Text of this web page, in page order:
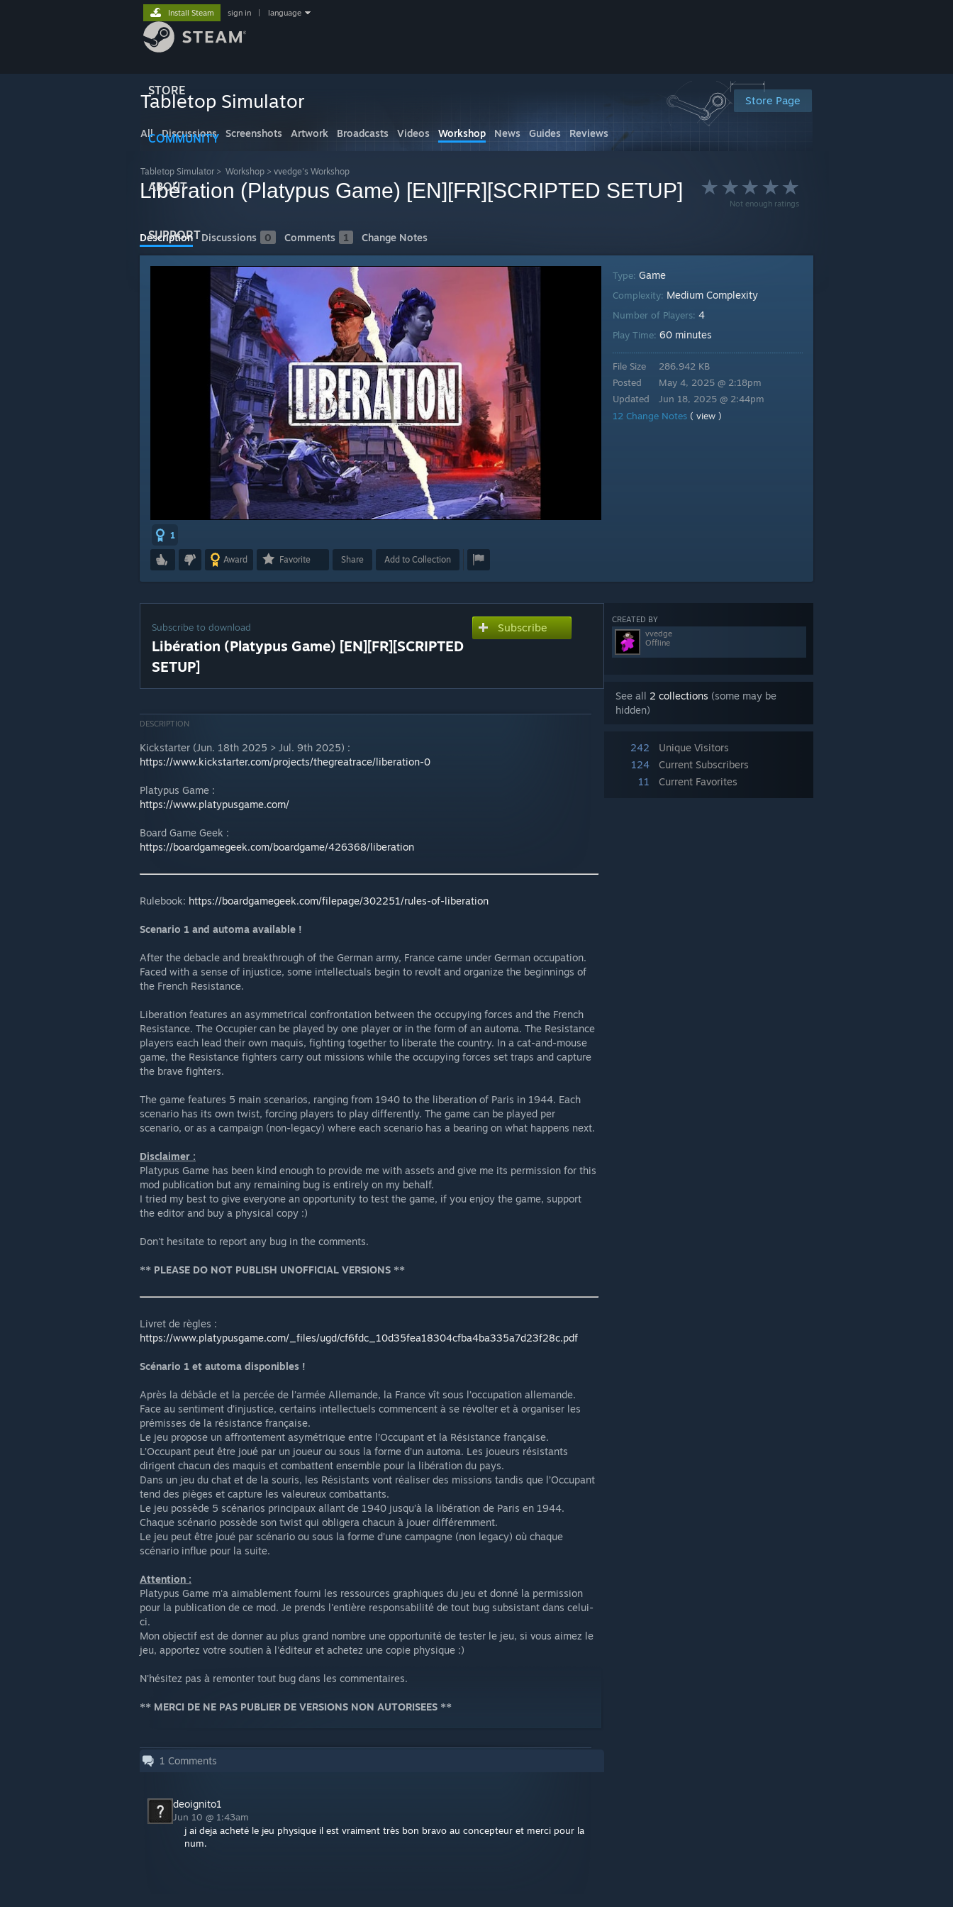
STORE
COMMUNITY
ABOUT
SUPPORT
Install Steam sign in language
Store Page
Tabletop Simulator
All Discussions Screenshots Artwork Broadcasts Videos Workshop News Guides Reviews
Tabletop Simulator > Workshop > vvedge's Workshop
Not enough ratings
Libération (Platypus Game) [EN][FR][SCRIPTED SETUP]
Description Discussions 0 Comments 1 Change Notes
1
Award Favorite Share Add to Collection
Type: Game
Complexity: Medium Complexity
Number of Players: 4
Play Time: 60 minutes
File Size
Posted
Updated
286.942 KB
May 4, 2025 @ 2:18pm
Jun 18, 2025 @ 2:44pm
12 Change Notes ( view )
CREATED BY
vvedge
Offline
See all 2 collections (some may be
hidden)
242
Unique Visitors
124
Current Subscribers
11
Current Favorites
Subscribe to download
Libération (Platypus Game) [EN][FR][SCRIPTED
SETUP]
Subscribe
DESCRIPTION
Kickstarter (Jun. 18th 2025 > Jul. 9th 2025) :
https://www.kickstarter.com/projects/thegreatrace/liberation-0
Platypus Game :
https://www.platypusgame.com/
Board Game Geek :
https://boardgamegeek.com/boardgame/426368/liberation
Rulebook: https://boardgamegeek.com/filepage/302251/rules-of-liberation
Scenario 1 and automa available !
After the debacle and breakthrough of the German army, France came under German occupation.
Faced with a sense of injustice, some intellectuals begin to revolt and organize the beginnings of
the French Resistance.
Liberation features an asymmetrical confrontation between the occupying forces and the French
Resistance. The Occupier can be played by one player or in the form of an automa. The Resistance
players each lead their own maquis, fighting together to liberate the country. In a cat-and-mouse
game, the Resistance fighters carry out missions while the occupying forces set traps and capture
the brave fighters.
The game features 5 main scenarios, ranging from 1940 to the liberation of Paris in 1944. Each
scenario has its own twist, forcing players to play differently. The game can be played per
scenario, or as a campaign (non-legacy) where each scenario has a bearing on what happens next.
Disclaimer :
Platypus Game has been kind enough to provide me with assets and give me its permission for this
mod publication but any remaining bug is entirely on my behalf.
I tried my best to give everyone an opportunity to test the game, if you enjoy the game, support
the editor and buy a physical copy :)
Don't hesitate to report any bug in the comments.
** PLEASE DO NOT PUBLISH UNOFFICIAL VERSIONS **
Livret de règles :
https://www.platypusgame.com/_files/ugd/cf6fdc_10d35fea18304cfba4ba335a7d23f28c.pdf
Scénario 1 et automa disponibles !
Après la débâcle et la percée de l’armée Allemande, la France vît sous l’occupation allemande.
Face au sentiment d’injustice, certains intellectuels commencent à se révolter et à organiser les
prémisses de la résistance française.
Le jeu propose un affrontement asymétrique entre l’Occupant et la Résistance française.
L’Occupant peut être joué par un joueur ou sous la forme d’un automa. Les joueurs résistants
dirigent chacun des maquis et combattent ensemble pour la libération du pays.
Dans un jeu du chat et de la souris, les Résistants vont réaliser des missions tandis que l’Occupant
tend des pièges et capture les valeureux combattants.
Le jeu possède 5 scénarios principaux allant de 1940 jusqu’à la libération de Paris en 1944.
Chaque scénario possède son twist qui obligera chacun à jouer différemment.
Le jeu peut être joué par scénario ou sous la forme d’une campagne (non legacy) où chaque
scénario influe pour la suite.
Attention :
Platypus Game m'a aimablement fourni les ressources graphiques du jeu et donné la permission
pour la publication de ce mod. Je prends l'entière responsabilité de tout bug subsistant dans celui-
ci.
Mon objectif est de donner au plus grand nombre une opportunité de tester le jeu, si vous aimez le
jeu, apportez votre soutien à l'éditeur et achetez une copie physique :)
N'hésitez pas à remonter tout bug dans les commentaires.
** MERCI DE NE PAS PUBLIER DE VERSIONS NON AUTORISEES **
1 Comments
deoignito1
Jun 10 @ 1:43am
j ai deja acheté le jeu physique il est vraiment très bon bravo au concepteur et merci pour la
num.